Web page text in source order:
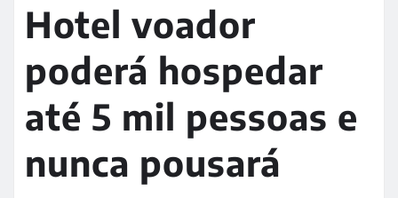
Hotel voador
poderá hospedar
até 5 mil pessoas e
nunca pousará